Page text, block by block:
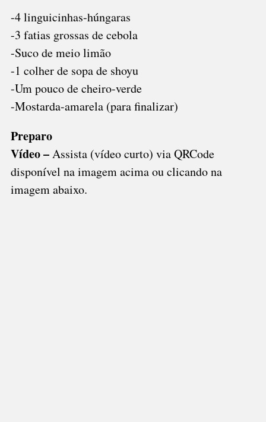
-4 linguicinhas-húngaras
-3 fatias grossas de cebola
-Suco de meio limão
-1 colher de sopa de shoyu
-Um pouco de cheiro-verde
-Mostarda-amarela (para finalizar)
Preparo
Vídeo –Assista (vídeo curto) via QRCode
disponível na imagem acima ou clicando na
imagem abaixo.